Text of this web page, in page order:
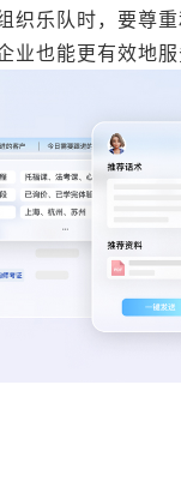
织乐队时，要尊
业也能更有效地